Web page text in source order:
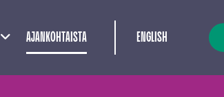
Näytä alasivut
AJANKOHTAISTA ENGLISH